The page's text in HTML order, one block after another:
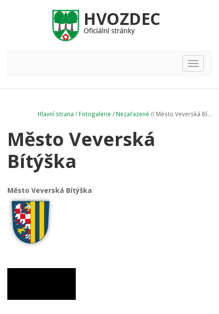
Hlavní
nabídka
Hlavní strana / Fotogalerie / Nezařazené // Město Veverská Bí...
Město Veverská
Bítýška
Město Veverská Bítýška